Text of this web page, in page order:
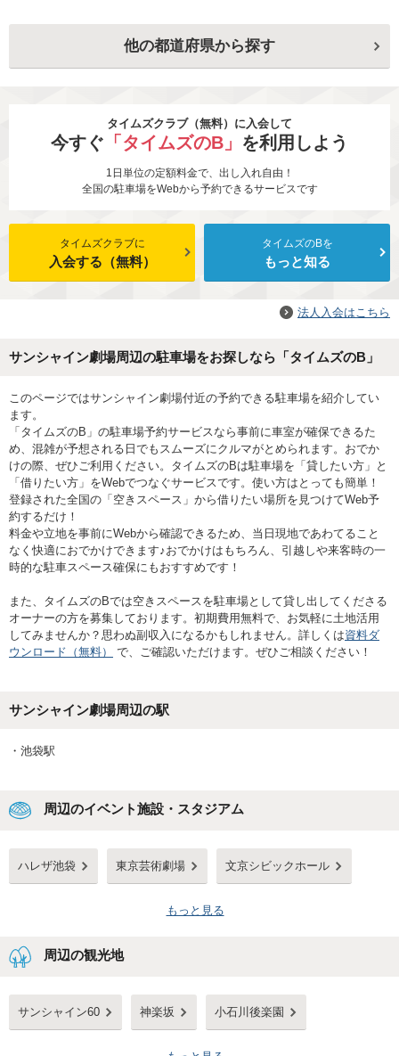
他の都道府県から探す
タイムズクラブ（無料）に入会して
今すぐ 「タイムズのB」 を利用しよう
1日単位の定額料金で、出し入れ自由！
全国の駐車場をWebから予約できるサービスです
タイムズクラブに
入会する（無料）
タイムズのBを
もっと知る
法人入会はこちら
サンシャイン劇場周辺の駐車場をお探しなら「タイムズのB」
このページではサンシャイン劇場付近の予約できる駐車場を紹介してい
ます。
「タイムズのB」の駐車場予約サービスなら事前に車室が確保できるた
め、混雑が予想される日でもスムーズにクルマがとめられます。おでか
けの際、ぜひご利用ください。タイムズのBは駐車場を「貸したい方」と
「借りたい方」をWebでつなぐサービスです。使い方はとっても簡単！
登録された全国の「空きスペース」から借りたい場所を見つけてWeb予
約するだけ！
料金や立地を事前にWebから確認できるため、当日現地であわてること
なく快適におでかけできます♪おでかけはもちろん、引越しや来客時の一
時的な駐車スペース確保にもおすすめです！
また、タイムズのBでは空きスペースを駐車場として貸し出してくださる
オーナーの方を募集しております。初期費用無料で、お気軽に土地活用
してみませんか？思わぬ副収入になるかもしれません。詳しくは資料ダ
ウンロード（無料）
で、ご確認いただけます。ぜひご相談ください！
サンシャイン劇場周辺の駅
・ 池袋駅
周辺のイベント施設・スタジアム
ハレザ池袋 東京芸術劇場 文京シビックホール
もっと見る
周辺の観光地
サンシャイン60 神楽坂 小石川後楽園